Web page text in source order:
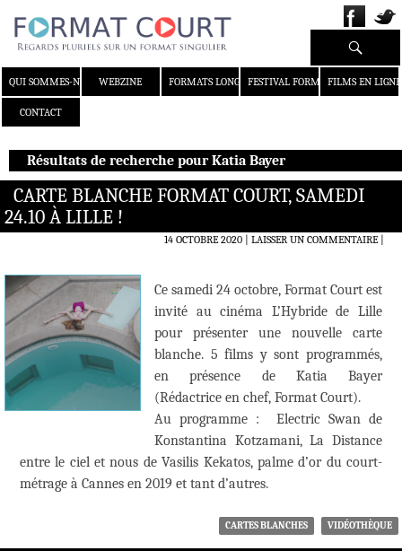
QUI SOMMES-NOUS ?WEBZINE FORMATS LONGS FESTIVAL FORMAT COURT
FILMS EN LIGNE
CONTACT
Recherche
Résultats de recherche pour Katia Bayer
CARTE BLANCHE FORMAT COURT, SAMEDI
24.10 À LILLE !
14 OCTOBRE 2020 LAISSER UN COMMENTAIRE|
Ce samedi 24 octobre, Format Court est
invité au cinéma L’Hybride de Lille
pour présenter une nouvelle carte
blanche. 5 films y sont programmés,
en présence de Katia Bayer
(Rédactrice en chef, Format Court).
Au programme : Electric Swan de
Konstantina Kotzamani, La Distance
entre le ciel et nous de Vasilis Kekatos, palme d’or du court-
métrage à Cannes en 2019 et tant d’autres.
CARTES BLANCHES VIDÉOTHÈQUE